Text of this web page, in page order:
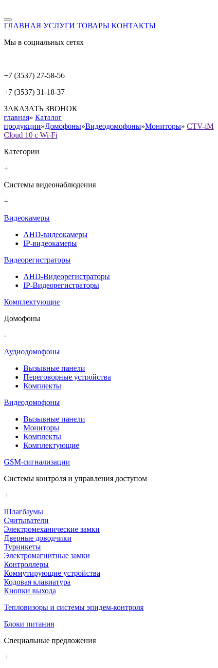
ГЛАВНАЯ УСЛУГИ ТОВАРЫ КОНТАКТЫ
Мы в социальных сетях
+7 (3537) 27-58-56
+7 (3537) 31-18-37
ЗАКАЗАТЬ ЗВОНОК
главная» Каталог
продукции»Домофоны»Видеодомофоны»Мониторы» CTV-iM
Cloud 10 с Wi-Fi
Категории
+
Системы видеонаблюдения
+
Видеокамеры
AHD-видеокамеры
IP-видеокамеры
Видеорегистраторы
AHD-Видеорегистраторы
IP-Видеорегистраторы
Комплектующие
Домофоны
-
Аудиодомофоны
Вызывные панели
Переговорные устройства
Комплекты
Видеодомофоны
Вызывные панели
Мониторы
Комплекты
Комплектующие
GSM-сигнализации
Системы контроля и управления доступом
+
Шлагбаумы
Считыватели
Электромеханические замки
Дверные доводчики
Турникеты
Электромагнитные замки
Контроллеры
Коммутирующие устройства
Кодовая клавиатура
Кнопки выхода
Тепловизоры и системы эпидем-контроля
Блоки питания
Специальные предложения
+